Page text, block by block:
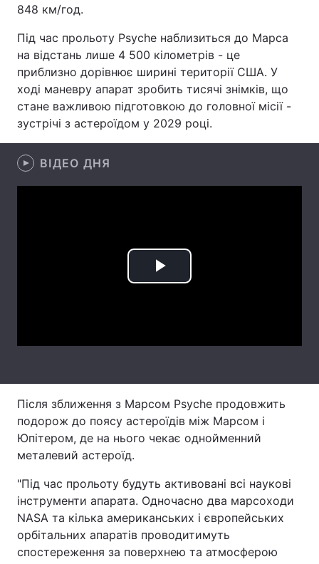
Здоров'я
Цікавинки Погода
Регіони
Лонгріди
Відео з Youtube
Інтерв'ю Думки
Тема оформлення
848 км/год.
Під час прольоту Psyche наблизиться до Марса
на відстань лише 4 500 кілометрів - це
приблизно дорівнює ширині території США. У
ході маневру апарат зробить тисячі знімків, що
стане важливою підготовкою до головної місії -
зустрічі з астероїдом у 2029 році.
ВІДЕО ДНЯ
Play
Після зближення з Марсом Psyche продовжить
подорож до поясу астероїдів між Марсом і
Юпітером, де на нього чекає однойменний
металевий астероїд.
"Під час прольоту будуть активовані всі наукові
інструменти апарата. Одночасно два марсоходи
NASA та кілька американських і європейських
орбітальних апаратів проводитимуть
спостереження за поверхнею та атмосферою